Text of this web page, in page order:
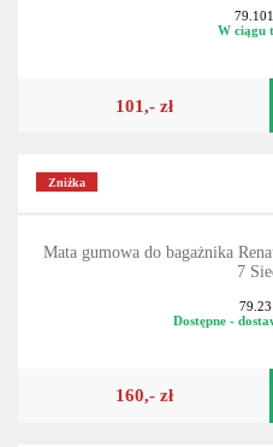
W ciągu
101,- zł
Zniżka
Mata gumowa do bagażnika
7
Dostępne -
160,- zł